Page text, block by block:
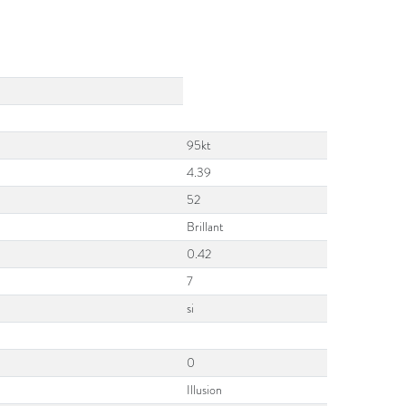
95kt
4.39
52
Brillant
0.42
7
si
0
Illusion